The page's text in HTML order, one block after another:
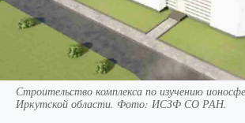
Строительство комплекса по изучению
Иркутской области. Фото: ИСЗФ СО РАН.